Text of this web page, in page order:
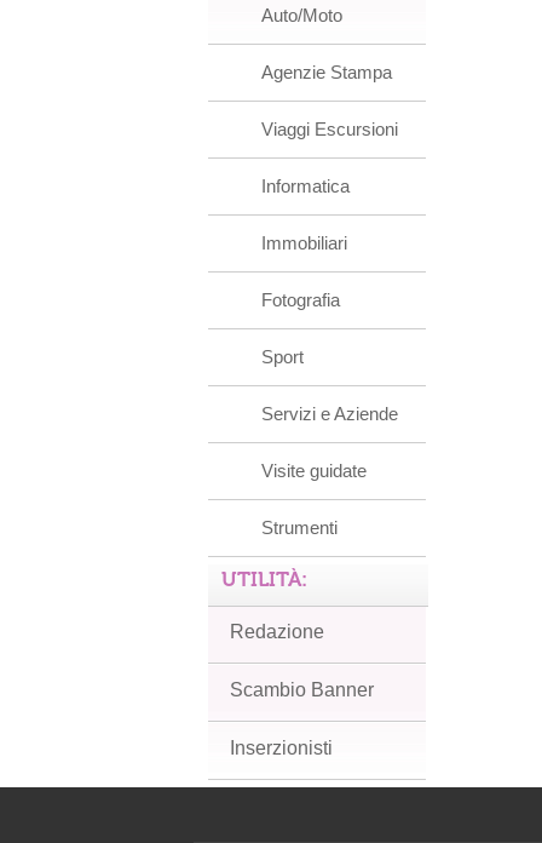
Auto/Moto
Agenzie Stampa
Viaggi Escursioni
Informatica
Immobiliari
Fotografia
Sport
Servizi e Aziende
Visite guidate
Strumenti
UTILITÀ:
Redazione
Scambio Banner
Inserzionisti